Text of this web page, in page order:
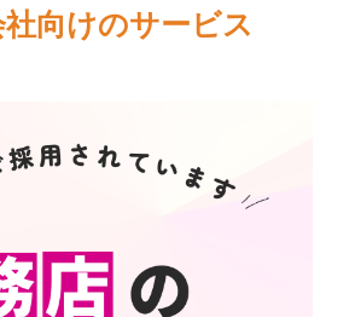
向けのサービス